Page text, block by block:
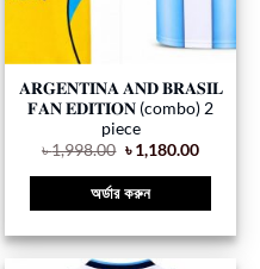
𝐀𝐑𝐆𝐄𝐍𝐓𝐈𝐍𝐀 𝐀𝐍𝐃 𝐁𝐑𝐀𝐒𝐈𝐋
𝐅𝐀𝐍 𝐄𝐃𝐈𝐓𝐈𝐎𝐍 (combo) 2
piece
৳1,998.00 ৳1,180.00
অর্ডার করুন